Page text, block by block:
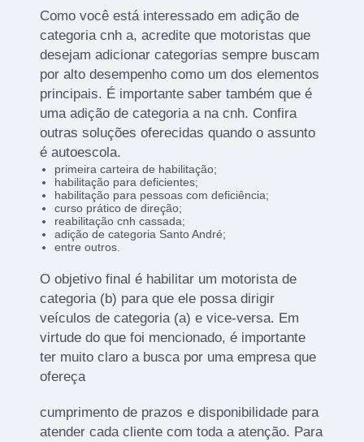
Como você está interessado em adição de
categoria cnh a, acredite que motoristas que
desejam adicionar categorias sempre buscam
por alto desempenho como um dos elementos
principais. É importante saber também que é
uma adição de categoria a na cnh. Confira
outras soluções oferecidas quando o assunto
é autoescola.
primeira carteira de habilitação;
habilitação para deficientes;
habilitação para pessoas com deficiência;
curso prático de direção;
reabilitação cnh cassada;
adição de categoria Santo André;
entre outros.
O objetivo final é habilitar um motorista de
categoria (b) para que ele possa dirigir
veículos de categoria (a) e vice-versa. Em
virtude do que foi mencionado, é importante
ter muito claro a busca por uma empresa que
ofereça
cumprimento de prazos e disponibilidade para
atender cada cliente com toda a atenção. Para